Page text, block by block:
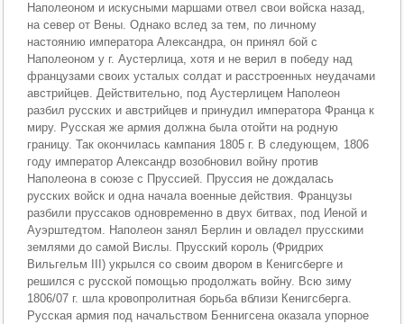
Наполеоном и искусными маршами отвел свои войска назад,
на север от Вены. Однако вслед за тем, по личному
настоянию императора Александра, он принял бой с
Наполеоном у г. Аустерлица, хотя и не верил в победу над
французами своих усталых солдат и расстроенных неудачами
австрийцев. Действительно, под Аустерлицем Наполеон
разбил русских и австрийцев и принудил императора Франца к
миру. Русская же армия должна была отойти на родную
границу. Так окончилась кампания 1805 г. В следующем, 1806
году император Александр возобновил войну против
Наполеона в союзе с Пруссией. Пруссия не дождалась
русских войск и одна начала военные действия. Французы
разбили пруссаков одновременно в двух битвах, под Иеной и
Ауэрштедтом. Наполеон занял Берлин и овладел прусскими
землями до самой Вислы. Прусский король (Фридрих
Вильгельм III) укрылся со своим двором в Кенигсберге и
решился с русской помощью продолжать войну. Всю зиму
1806/07 г. шла кровопролитная борьба вблизи Кенигсберга.
Русская армия под начальством Беннигсена оказала упорное